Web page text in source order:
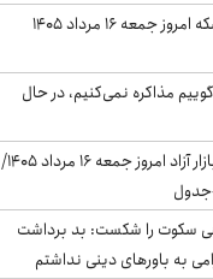
قیمت طلا و سکه امروز جمعه ۱۶ مرداد ۱۴۰۵
مذاکره نمی‌کنیم، در حال
قیمت دلار در بازار آزاد امروز جمعه ۱۶ مرداد ۱۴۰۵/
سکوت را شکست: بد برداشت
به باورهای دینی نداشتم